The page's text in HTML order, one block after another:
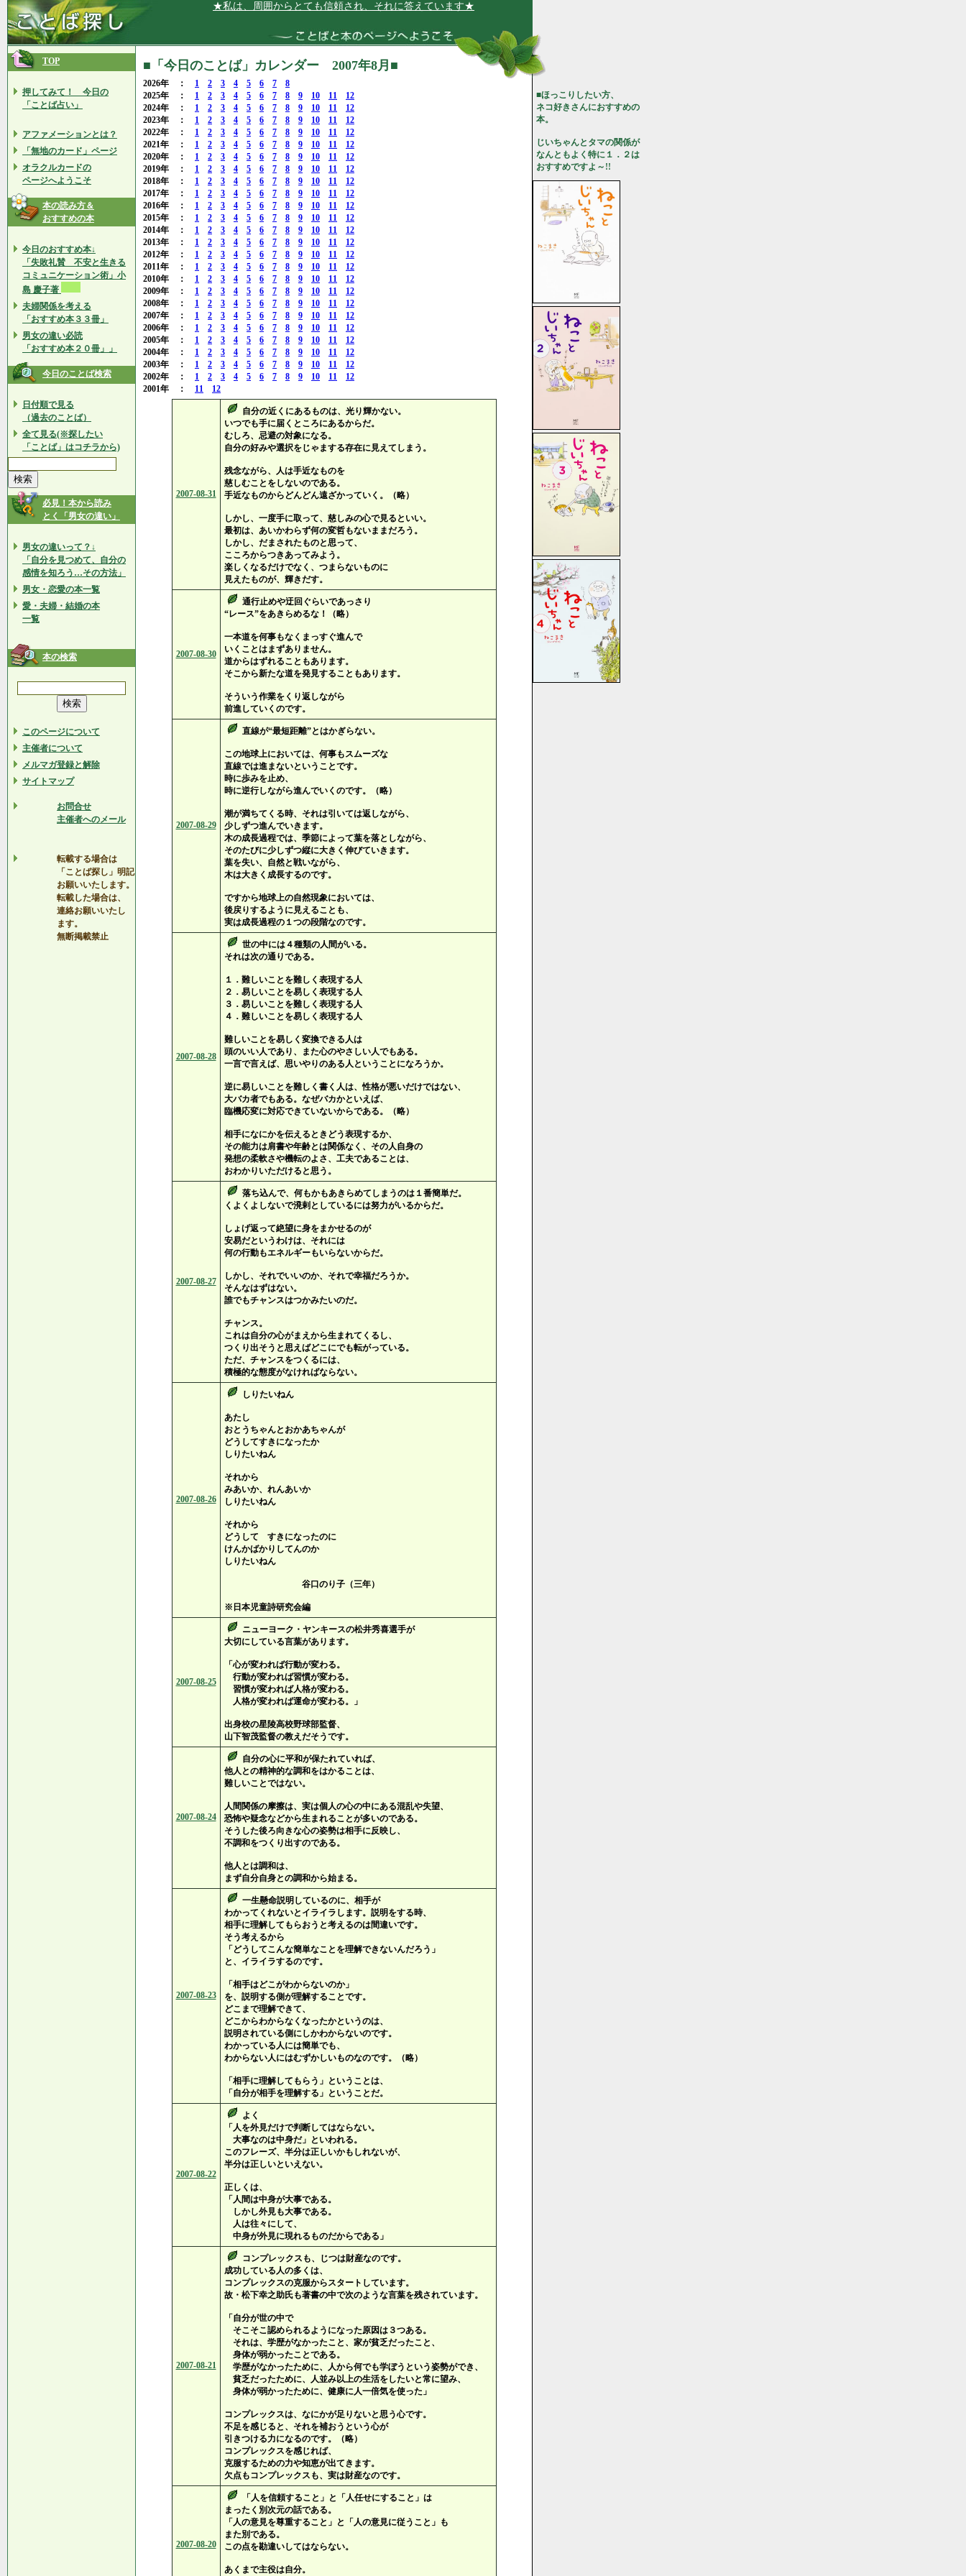
★私は、周囲からとても信頼され、それに答えています★
TOP
押してみて！ 今日の
「ことば占い」
アファメーションとは？
「無地のカード」ページ
オラクルカードの
ページへようこそ
本の読み方＆
おすすめの本
今日のおすすめ本↓
「失敗礼賛 不安と生きる
コミュニケーション術」小
島 慶子著
夫婦関係を考える
「おすすめ本３３冊」
男女の違い必読
「おすすめ本２０冊」」
今日のことば検索
日付順で見る
（過去のことば）
全て見る(※探したい
「ことば」はコチラから)
必見！本から読み
とく「男女の違い」
男女の違いって？↓
「自分を見つめて、自分の
感情を知ろう…その方法」
男女・恋愛の本一覧
愛・夫婦・結婚の本
一覧
本の検索
このページについて
主催者について
メルマガ登録と解除
サイトマップ
お問合せ
主催者へのメール
転載する場合は
「ことば探し」明記
お願いいたします。
転載した場合は、
連絡お願いいたし
ます。
無断掲載禁止
■「今日のことば」カレンダー 2007年8月■
2026年 ： 1 2 3 4 5 6 7
8
2025年 ： 1 2 3 4 5 6 7 8 9 10 11
12
2024年 ： 1 2 3 4 5 6 7 8 9 10 11
12
2023年 ： 1 2 3 4 5 6 7 8 9 10 11
12
2022年 ： 1 2 3 4 5 6 7 8 9 10 11
12
2021年 ： 1 2 3 4 5 6 7 8 9 10 11
12
2020年 ： 1 2 3 4 5 6 7 8 9 10 11
12
2019年 ： 1 2 3 4 5 6 7 8 9 10 11
12
2018年 ： 1 2 3 4 5 6 7 8 9 10 11
12
2017年 ： 1 2 3 4 5 6 7 8 9 10 11
12
2016年 ： 1 2 3 4 5 6 7 8 9 10 11
12
2015年 ： 1 2 3 4 5 6 7 8 9 10 11
12
2014年 ： 1 2 3 4 5 6 7 8 9 10 11
12
2013年 ： 1 2 3 4 5 6 7 8 9 10 11
12
2012年 ： 1 2 3 4 5 6 7 8 9 10 11
12
2011年 ： 1 2 3 4 5 6 7 8 9 10 11
12
2010年 ： 1 2 3 4 5 6 7 8 9 10 11
12
2009年 ： 1 2 3 4 5 6 7 8 9 10 11
12
2008年 ： 1 2 3 4 5 6 7 8 9 10 11
12
2007年 ： 1 2 3 4 5 6 7 8 9 10 11
12
2006年 ： 1 2 3 4 5 6 7 8 9 10 11
12
2005年 ： 1 2 3 4 5 6 7 8 9 10 11
12
2004年 ： 1 2 3 4 5 6 7 8 9 10 11
12
2003年 ： 1 2 3 4 5 6 7 8 9 10 11
12
2002年 ： 1 2 3 4 5 6 7 8 9 10 11
12
2001年 ： 11 12
2007-08-31
自分の近くにあるものは、光り輝かない。
いつでも手に届くところにあるからだ。
むしろ、忌避の対象になる。
自分の好みや選択をじゃまする存在に見えてしまう。
残念ながら、人は手近なものを
慈しむことをしないのである。
手近なものからどんどん遠ざかっていく。（略）
しかし、一度手に取って、慈しみの心で見るといい。
最初は、あいかわらず何の変哲もないままだろう。
しかし、だまされたものと思って、
こころからつきあってみよう。
楽しくなるだけでなく、つまらないものに
見えたものが、輝きだす。
2007-08-30
通行止めや迂回ぐらいであっさり
“レース”をあきらめるな！（略）
一本道を何事もなくまっすぐ進んで
いくことはまずありません。
道からはずれることもあります。
そこから新たな道を発見することもあります。
そういう作業をくり返しながら
前進していくのです。
2007-08-29
直線が“最短距離”とはかぎらない。
この地球上においては、何事もスムーズな
直線では進まないということです。
時に歩みを止め、
時に逆行しながら進んでいくのです。（略）
潮が満ちてくる時、それは引いては返しながら、
少しずつ進んでいきます。
木の成長過程では、季節によって葉を落としながら、
そのたびに少しずつ縦に大きく伸びていきます。
葉を失い、自然と戦いながら、
木は大きく成長するのです。
ですから地球上の自然現象においては、
後戻りするように見えることも、
実は成長過程の１つの段階なのです。
2007-08-28
世の中には４種類の人間がいる。
それは次の通りである。
１．難しいことを難しく表現する人
２．易しいことを易しく表現する人
３．易しいことを難しく表現する人
４．難しいことを易しく表現する人
難しいことを易しく変換できる人は
頭のいい人であり、また心のやさしい人でもある。
一言で言えば、思いやりのある人ということになろうか。
逆に易しいことを難しく書く人は、性格が悪いだけではない、
大バカ者でもある。なぜバカかといえば、
臨機応変に対応できていないからである。（略）
相手になにかを伝えるときどう表現するか、
その能力は肩書や年齢とは関係なく、その人自身の
発想の柔軟さや機転のよさ、工夫であることは、
おわかりいただけると思う。
2007-08-27
落ち込んで、何もかもあきらめてしまうのは１番簡単だ。
くよくよしないで溌剌としているには努力がいるからだ。
しょげ返って絶望に身をまかせるのが
安易だというわけは、それには
何の行動もエネルギーもいらないからだ。
しかし、それでいいのか、それで幸福だろうか。
そんなはずはない。
誰でもチャンスはつかみたいのだ。
チャンス。
これは自分の心がまえから生まれてくるし、
つくり出そうと思えばどこにでも転がっている。
ただ、チャンスをつくるには、
積極的な態度がなければならない。
2007-08-26
しりたいねん
あたし
おとうちゃんとおかあちゃんが
どうしてすきになったか
しりたいねん
それから
みあいか、れんあいか
しりたいねん
それから
どうして すきになったのに
けんかばかりしてんのか
しりたいねん
谷口のり子（三年）
※日本児童詩研究会編
2007-08-25
ニューヨーク・ヤンキースの松井秀喜選手が
大切にしている言葉があります。
「心が変われば行動が変わる。
行動が変われば習慣が変わる。
習慣が変われば人格が変わる。
人格が変われば運命が変わる。」
出身校の星陵高校野球部監督、
山下智茂監督の教えだそうです。
2007-08-24
自分の心に平和が保たれていれば、
他人との精神的な調和をはかることは、
難しいことではない。
人間関係の摩擦は、実は個人の心の中にある混乱や失望、
恐怖や疑念などから生まれることが多いのである。
そうした後ろ向きな心の姿勢は相手に反映し、
不調和をつくり出すのである。
他人とは調和は、
まず自分自身との調和から始まる。
2007-08-23
一生懸命説明しているのに、相手が
わかってくれないとイライラします。説明をする時、
相手に理解してもらおうと考えるのは間違いです。
そう考えるから
「どうしてこんな簡単なことを理解できないんだろう」
と、イライラするのです。
「相手はどこがわからないのか」
を、説明する側が理解することです。
どこまで理解できて、
どこからわからなくなったかというのは、
説明されている側にしかわからないのです。
わかっている人には簡単でも、
わからない人にはむずかしいものなのです。（略）
「相手に理解してもらう」ということは、
「自分が相手を理解する」ということだ。
2007-08-22
よく
「人を外見だけで判断してはならない。
大事なのは中身だ」といわれる。
このフレーズ、半分は正しいかもしれないが、
半分は正しいといえない。
正しくは、
「人間は中身が大事である。
しかし外見も大事である。
人は往々にして、
中身が外見に現れるものだからである」
2007-08-21
コンプレックスも、じつは財産なのです。
成功している人の多くは、
コンプレックスの克服からスタートしています。
故・松下幸之助氏も著書の中で次のような言葉を残されています。
「自分が世の中で
そこそこ認められるようになった原因は３つある。
それは、学歴がなかったこと、家が貧乏だったこと、
身体が弱かったことである。
学歴がなかったために、人から何でも学ぼうという姿勢ができ、
貧乏だったために、人並み以上の生活をしたいと常に望み、
身体が弱かったために、健康に人一倍気を使った」
コンプレックスは、なにかが足りないと思う心です。
不足を感じると、それを補おうという心が
引きつける力になるのです。（略）
コンプレックスを感じれば、
克服するための力や知恵が出てきます。
欠点もコンプレックスも、実は財産なのです。
2007-08-20
「人を信頼すること」と「人任せにすること」は
まったく別次元の話である。
「人の意見を尊重すること」と「人の意見に従うこと」も
また別である。
この点を勘違いしてはならない。
あくまで主役は自分。
■ほっこりしたい方、
ネコ好きさんにおすすめの
本。
じいちゃんとタマの関係が
なんともよく特に１．２は
おすすめですよ～!!